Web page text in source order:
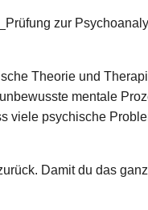
zur
Theorie und
mentale
viele psychische
Damit du das